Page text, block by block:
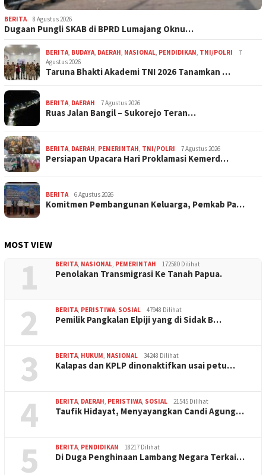
BERITA 8 Agustus 2026
Dugaan Pungli SKAB di BPRD Lumajang Oknu…
BERITA, BUDAYA, DAERAH, NASIONAL, PENDIDIKAN, TNI/POLRI
7
Agustus 2026
Taruna Bhakti Akademi TNI 2026 Tanamkan …
BERITA, DAERAH 7 Agustus 2026
Ruas Jalan Bangil – Sukorejo Teran…
BERITA, DAERAH, PEMERINTAH, TNI/POLRI 7 Agustus 2026
Persiapan Upacara Hari Proklamasi Kemerd…
BERITA 6 Agustus 2026
Komitmen Pembangunan Keluarga, Pemkab Pa…
MOST VIEW
1 BERITA, NASIONAL, PEMERINTAH 172580 Dilihat
Penolakan Transmigrasi Ke Tanah Papua.
2 BERITA, PERISTIWA, SOSIAL 47948 Dilihat
Pemilik Pangkalan Elpiji yang di Sidak B…
3 BERITA, HUKUM, NASIONAL 34248 Dilihat
Kalapas dan KPLP dinonaktifkan usai petu…
4 BERITA, DAERAH, PERISTIWA, SOSIAL 21545 Dilihat
Taufik Hidayat, Menyayangkan Candi Agung…
5 BERITA, PENDIDIKAN 18217 Dilihat
Di Duga Penghinaan Lambang Negara Terkai…